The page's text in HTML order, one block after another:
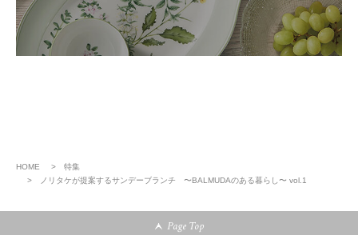
HOME
特集
ノリタケが提案するサンデーブランチ 〜BALMUDAのある暮らし〜 vol.1
Page Top